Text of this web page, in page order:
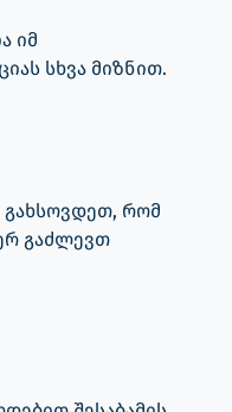
იმ
სხვა მიზნით.
გახსოვდეთ, რომ
გაძლევთ